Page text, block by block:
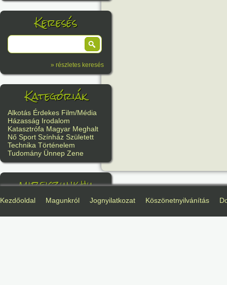
Keresés
» részletes keresés
Kategóriák
Alkotás Érdekes Film/Média
Házasság Irodalom
Katasztrófa Magyar Meghalt
Nő Sport Színház Született
Technika Történelem
Tudomány Ünnep Zene
mireiszunk.hu
Kezdőoldal Magunkról Jognyilatkozat Köszönetnyilvánítás